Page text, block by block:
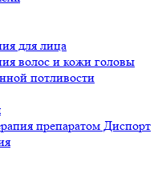
для лица
волос и кожи головы
потливости
препаратом Диспорт